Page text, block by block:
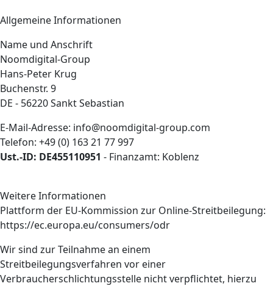
Allgemeine Informationen
Name und Anschrift
Noomdigital-Group
Hans-Peter Krug
Buchenstr. 9
DE - 56220 Sankt Sebastian
E-Mail-Adresse: info@noomdigital-group.com
Telefon: +49 (0) 163 21 77 997
Ust.-ID: DE455110951 - Finanzamt: Koblenz
Weitere Informationen
Plattform der EU-Kommission zur Online-Streitbeilegung:
https://ec.europa.eu/consumers/odr
Wir sind zur Teilnahme an einem
Streitbeilegungsverfahren vor einer
Verbraucherschlichtungsstelle nicht verpflichtet, hierzu